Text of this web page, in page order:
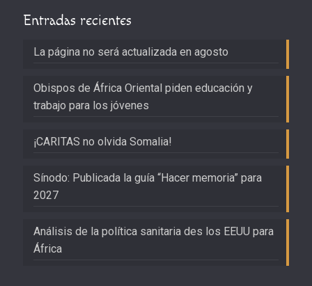
Entradas recientes
La página no será actualizada en agosto
Obispos de África Oriental piden educación y
trabajo para los jóvenes
¡CARITAS no olvida Somalia!
Sínodo: Publicada la guía “Hacer memoria” para
2027
Análisis de la política sanitaria des los EEUU para
África